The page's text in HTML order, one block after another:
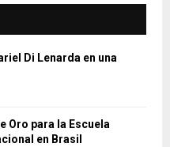
Di Lenarda en una
Oro para la Escuela
en Brasil